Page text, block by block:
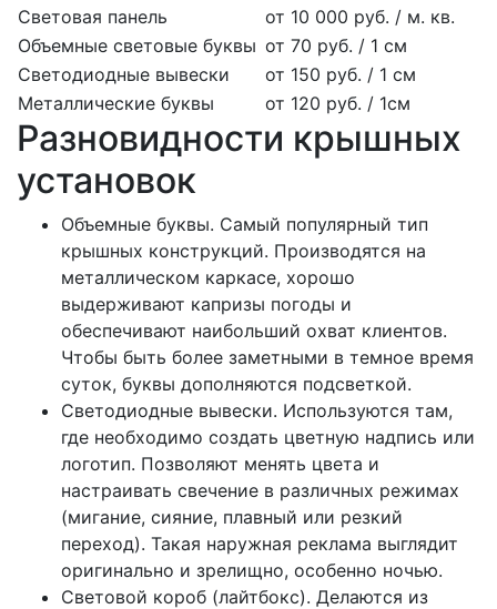
Световая панель
от 10 000 руб. / м. кв.
Объемные световые буквы от 70 руб. / 1 см
Светодиодные вывески
от 150 руб. / 1 см
Металлические буквы
от 120 руб. / 1см
Разновидности крышных
установок
Объемные буквы. Самый популярный тип
крышных конструкций. Производятся на
металлическом каркасе, хорошо
выдерживают капризы погоды и
обеспечивают наибольший охват клиентов.
Чтобы быть более заметными в темное время
суток, буквы дополняются подсветкой.
Светодиодные вывески. Используются там,
где необходимо создать цветную надпись или
логотип. Позволяют менять цвета и
настраивать свечение в различных режимах
(мигание, сияние, плавный или резкий
переход). Такая наружная реклама выглядит
оригинально и зрелищно, особенно ночью.
Световой короб (лайтбокс). Делаются из